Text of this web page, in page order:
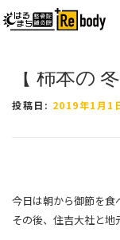
ン
【 柿本の
投稿日: 2019年1月1
今日は朝から御節を食
その後、住吉大社と地